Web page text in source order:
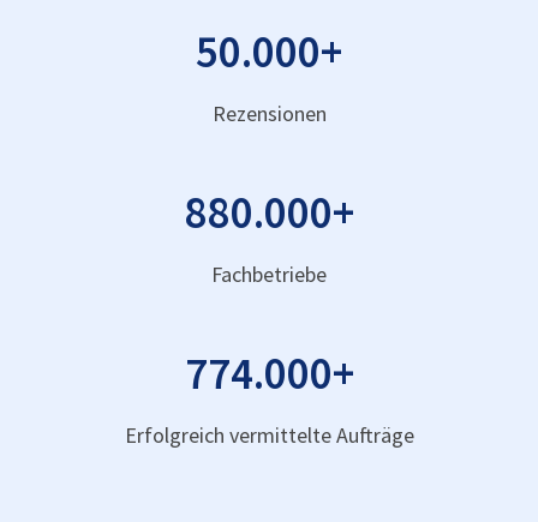
50.000+
Rezensionen
880.000+
Fachbetriebe
774.000+
Erfolgreich vermittelte Aufträge